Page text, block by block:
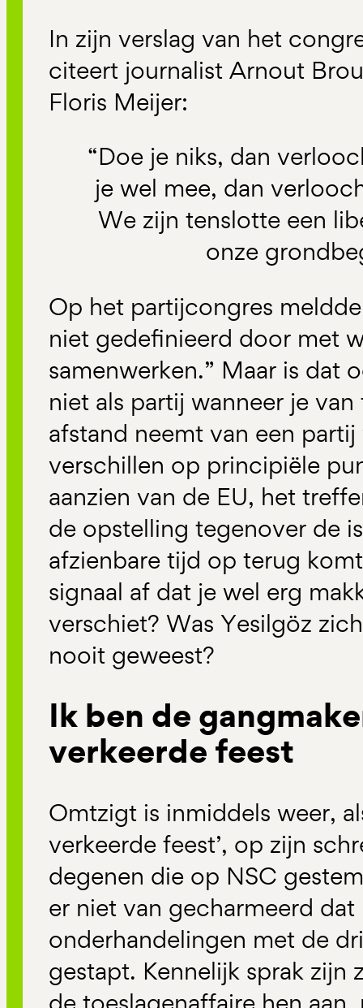
In zijn verslag van het
citeert journalist Arnout
Floris Meijer:
“Doe je niks, dan
je wel mee, dan
We zijn tenslotte een
onze
Op het partijcongres
niet gedefinieerd door met
samenwerken.” Maar is dat
niet als partij wanneer je
afstand neemt van een
verschillen op principiële
aanzien van de EU, het
de opstelling tegenover de
afzienbare tijd op terug
signaal af dat je wel erg
verschiet? Was Yesilgöz
nooit geweest?
Ik ben de
verkeerde feest
Omtzigt is inmiddels weer,
verkeerde feest’, op zijn
degenen die op NSC
er niet van gecharmeerd
onderhandelingen met de
gestapt. Kennelijk sprak zijn